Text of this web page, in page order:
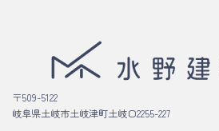
〒509-5122
岐阜県土岐市土岐津町土岐口2255-227